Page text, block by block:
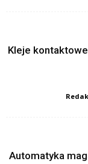
Kleje
Automatyka